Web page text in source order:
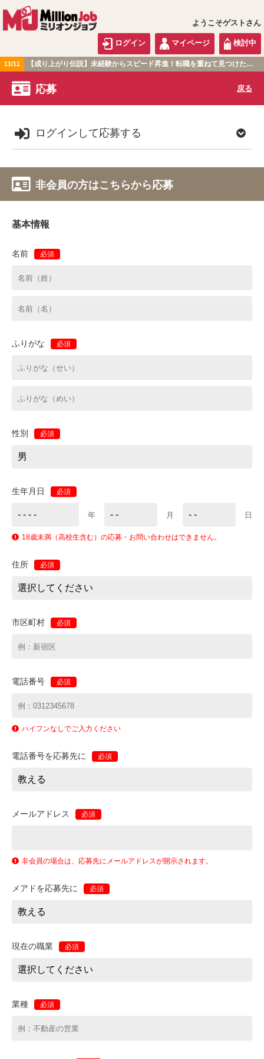
ようこそゲストさん
ログイン マイページ 検討中
11/11 【成り上がり伝説】未経験からスピード昇進！転職を重ねて見つけた『本当に働きやすい職場』とは？
関西版
応募 戻る
ログインして応募する
非会員の方はこちらから応募
基本情報
名前 必須
ふりがな 必須
性別 必須
生年月日 必須
年 月 日
18歳未満（高校生含む）の応募・お問い合わせはできません。
住所 必須
市区町村 必須
電話番号 必須
ハイフンなしでご入力ください
電話番号を応募先に 必須
メールアドレス 必須
非会員の場合は、応募先にメールアドレスが開示されます。
メアドを応募先に 必須
現在の職業 必須
業種 必須